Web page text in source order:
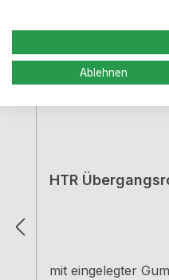
HTR
mit eingelegter
Ablehnen